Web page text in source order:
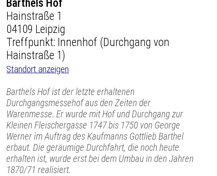
Barthels Hof
Hainstraße 1
04109 Leipzig
Treffpunkt: Innenhof (Durchgang von
Hainstraße 1)
Standort anzeigen
Barthels Hof ist der letzte erhaltenen
Durchgangsmessehof aus den Zeiten der
Warenmesse. Er wurde mit Hof und Durchgang zur
Kleinen Fleischergasse 1747 bis 1750 von George
Werner im Auftrag des Kaufmanns Gottlieb Barthel
erbaut. Die geräumige Durchfahrt, die noch heute
erhalten ist, wurde erst bei dem Umbau in den Jahren
1870/71 realisiert.